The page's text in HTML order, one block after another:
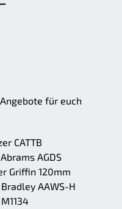
für euch
CATTB
AGDS
Griffin 120mm
AAWS-H